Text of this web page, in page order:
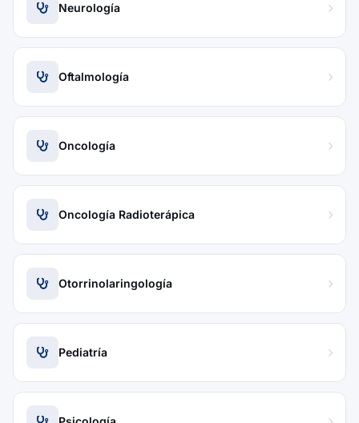
Neurología
Oftalmología
Oncología
Oncología Radioterápica
Otorrinolaringología
Pediatría